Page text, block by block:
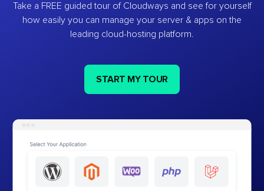
Take a FREE guided tour of Cloudways and see for yourself
how easily you can manage your server & apps on the
leading cloud-hosting platform.
START MY TOUR